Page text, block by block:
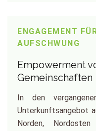
ENGAGEMENT
AUFSCHWUNG
Empowerment
Gemeinschaften
In den
Unterkunftsangebot
Norden,